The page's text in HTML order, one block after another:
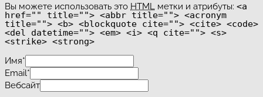
Вы можете использовать это HTML метки и атрибуты: <a
href="" title=""> <abbr title=""> <acronym
title=""> <b> <blockquote cite=""> <cite> <code>
<del datetime=""> <em> <i> <q cite=""> <s>
<strike> <strong>
Имя*
Email*
Вебсайт